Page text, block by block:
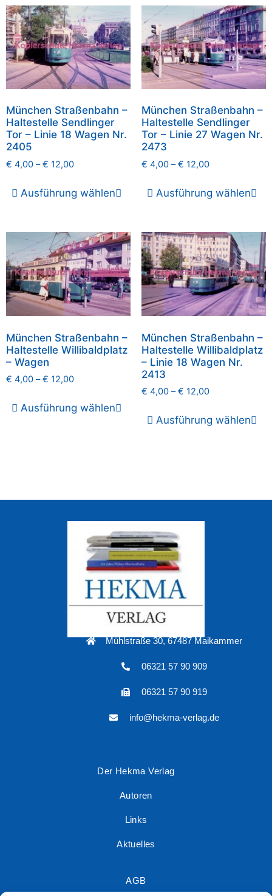
München Straßenbahn –
Haltestelle Sendlinger
Tor – Linie 18 Wagen Nr.
2405
€ 4,00 –€ 12,00
Ausführung wählen
München Straßenbahn –
Haltestelle Sendlinger
Tor – Linie 27 Wagen Nr.
2473
€ 4,00–€ 12,00
Ausführung wählen
München Straßenbahn –
Haltestelle Willibaldplatz
– Wagen
€ 4,00 –€ 12,00
Ausführung wählen
München Straßenbahn –
Haltestelle Willibaldplatz
– Linie 18 Wagen Nr.
2413
€ 4,00–€ 12,00
Ausführung wählen
Mühlstraße 30, 67487 Maikammer
06321 57 90 909
06321 57 90 919
info@hekma-verlag.de
Der Hekma Verlag
Autoren
Links
Aktuelles
AGB